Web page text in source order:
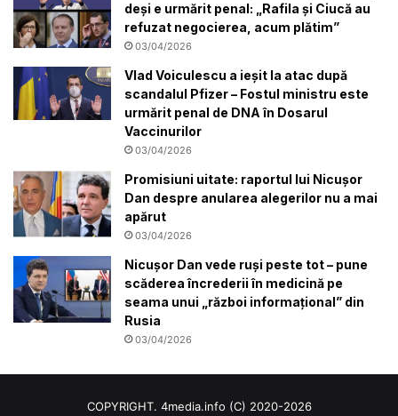
deși e urmărit penal: „Rafila și Ciucă au
refuzat negocierea, acum plătim”
03/04/2026
Vlad Voiculescu a ieșit la atac după
scandalul Pfizer – Fostul ministru este
urmărit penal de DNA în Dosarul
Vaccinurilor
03/04/2026
Promisiuni uitate: raportul lui Nicușor
Dan despre anularea alegerilor nu a mai
apărut
03/04/2026
Nicușor Dan vede ruși peste tot – pune
scăderea încrederii în medicină pe
seama unui „război informațional” din
Rusia
03/04/2026
COPYRIGHT. 4media.info (C) 2020-2026